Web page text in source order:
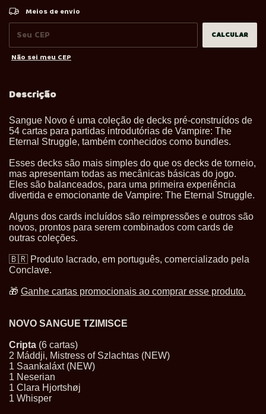
Entregas para o CEP:
Meios de envio
CALCULAR
Não sei meu CEP
Descrição
Sangue Novo é uma coleção de decks pré-construídos de
54 cartas para partidas introdutórias de Vampire: The
Eternal Struggle, também conhecidos como bundles.
Esses decks são mais simples do que os decks de torneio,
mas apresentam todas as mecânicas básicas do jogo.
Eles são balanceados, para uma primeira experiência
divertida e emocionante de Vampire: The Eternal Struggle.
Alguns dos cards incluídos são reimpressões e outros são
novos, prontos para serem combinados com cards de
outras coleções.
🇧🇷 Produto lacrado, em português, comercializado pela
Conclave.
🎁 Ganhe cartas promocionais ao comprar esse produto.
NOVO SANGUE TZIMISCE
Cripta (6 cartas)
2 Máddji, Mistress of Szlachtas (NEW)
1 Saankaláxt (NEW)
1 Neserian
1 Clara Hjortshøj
1 Whisper